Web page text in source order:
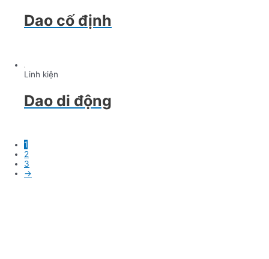
Dao cố định
Linh kiện
Dao di động
1
2
3
→